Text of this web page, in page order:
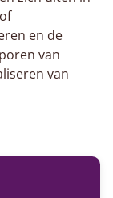
en de
van
van